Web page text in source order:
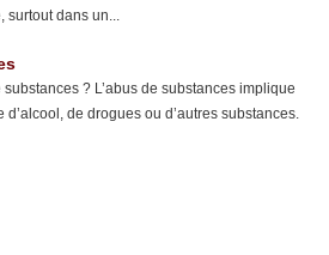
surtout dans un...
substances ? L’abus de substances implique
d’alcool, de drogues ou d’autres substances.